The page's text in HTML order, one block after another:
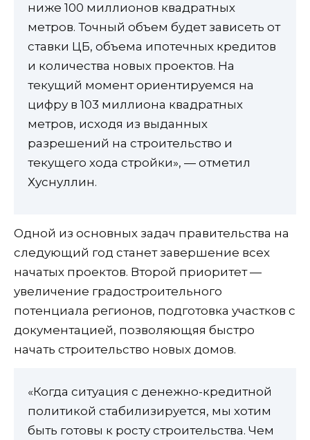
ниже 100 миллионов квадратных
метров. Точный объем будет зависеть от
ставки ЦБ, объема ипотечных кредитов
и количества новых проектов. На
текущий момент ориентируемся на
цифру в 103 миллиона квадратных
метров, исходя из выданных
разрешений на строительство и
текущего хода стройки», — отметил
Хуснуллин.
Одной из основных задач правительства на
следующий год станет завершение всех
начатых проектов. Второй приоритет —
увеличение градостроительного
потенциала регионов, подготовка участков с
документацией, позволяющяя быстро
начать строительство новых домов.
«Когда ситуация с денежно-кредитной
политикой стабилизируется, мы хотим
быть готовы к росту строительства. Чем